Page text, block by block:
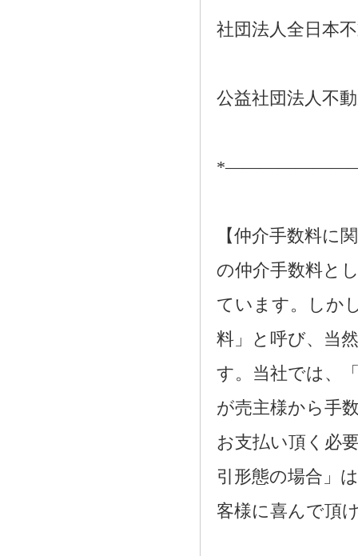
社団法人全日本
公益社団法人不
【仲介手数料に
の仲介手数料と
ています。しか
料」と呼び、当
す。当社では、
が売主様から手
お支払い頂く必
引形態の場合」
客様に喜んで頂